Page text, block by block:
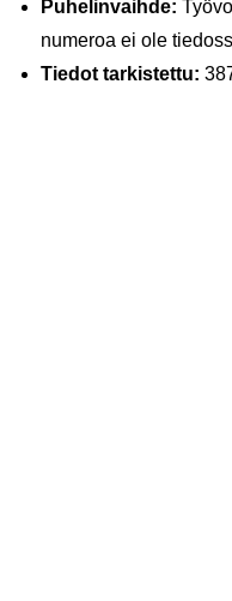
Puhelinvaihde:
numeroa ei ole
Tiedot tarkistettu: